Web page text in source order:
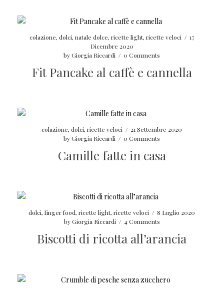
colazione, dolci, natale dolce, ricette light, ricette veloci / 17
Dicembre 2020
byGiorgia Riccardi / 0 Comments
Fit Pancake al caffè e cannella
colazione,dolci,ricette veloci / 21 Settembre 2020
byGiorgia Riccardi / 0 Comments
Camille fatte in casa
dolci,finger food,ricette light,ricette veloci / 8 Luglio 2020
byGiorgia Riccardi / 4 Comments
Biscotti di ricotta all’arancia